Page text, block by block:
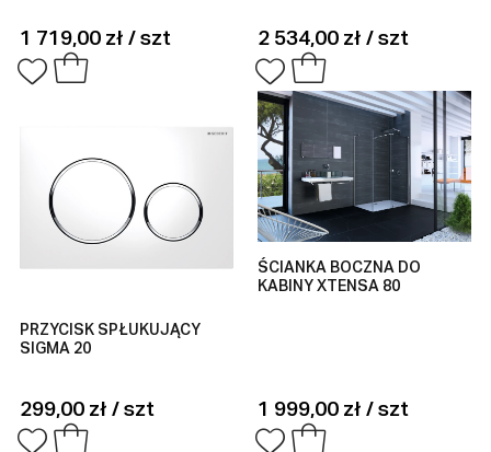
1 719,00 zł / szt 2 534,00 zł / szt
PRZYCISK SPŁUKUJĄCY
SIGMA 20
299,00 zł / szt
ŚCIANKA BOCZNA DO
KABINY XTENSA 80
1 999,00 zł / szt